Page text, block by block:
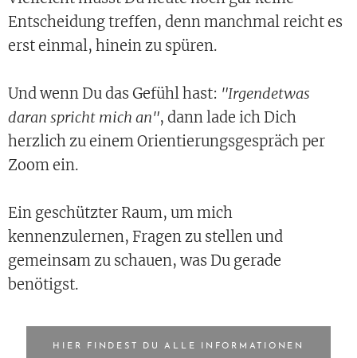
Entscheidung treffen, denn manchmal reicht es
erst einmal, hinein zu spüren.
Und wenn Du das Gefühl hast: "Irgendetwas
daran spricht mich an", dann lade ich Dich
herzlich zu einem Orientierungsgespräch per
Zoom ein.
Ein geschützter Raum, um mich
kennenzulernen, Fragen zu stellen und
gemeinsam zu schauen, was Du gerade
benötigst.
HIER FINDEST DU ALLE INFORMATIONEN